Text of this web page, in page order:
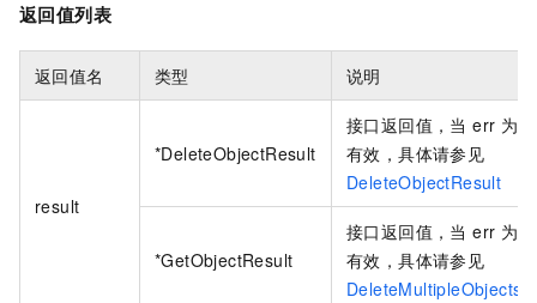
返回值列表
返回值名 类型 说明
result
*DeleteObjectResult
接口返回值，当 err 为
有效，具体请参见
DeleteObjectResult
*GetObjectResult
接口返回值，当 err 为
有效，具体请参见